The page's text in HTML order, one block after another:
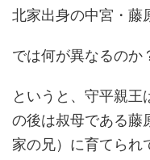
北家出身の中宮・藤
では何が異なるのか
というと、守平親
の後は叔母である藤
家の兄）に育てられ